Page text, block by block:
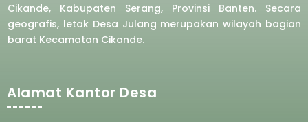
Cikande, Kabupaten Serang, Provinsi Banten. Secara
geografis, letak Desa Julang merupakan wilayah bagian
barat Kecamatan Cikande.
Alamat Kantor Desa